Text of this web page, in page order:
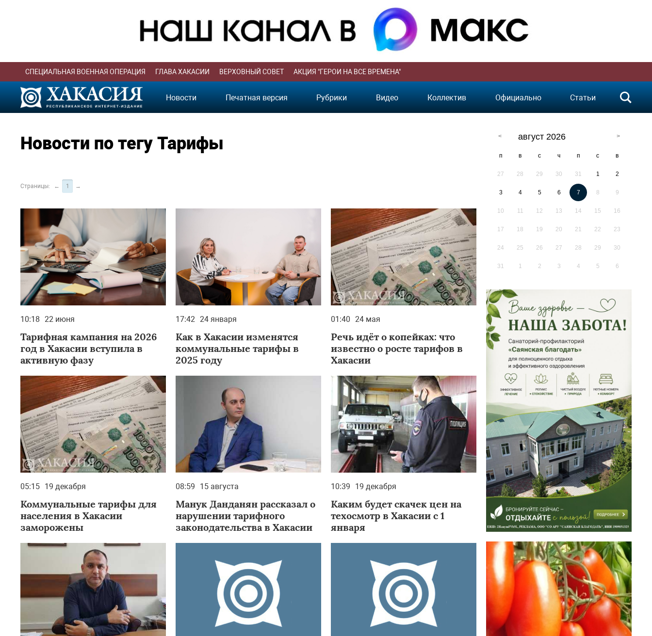
СПЕЦИАЛЬНАЯ ВОЕННАЯ ОПЕРАЦИЯ ГЛАВА ХАКАСИИ ВЕРХОВНЫЙ СОВЕТ АКЦИЯ "ГЕРОИ НА ВСЕ ВРЕМЕНА"
Новости Печатная версия Рубрики Видео Коллектив Официально Статьи
Новости по тегу Тарифы
Страницы: ← 1 →
10:18 22 июня
Тарифная кампания на 2026
год в Хакасии вступила в
активную фазу
17:42 24 января
Как в Хакасии изменятся
коммунальные тарифы в
2025 году
01:40 24 мая
Речь идёт о копейках: что
известно о росте тарифов в
Хакасии
05:15 19 декабря
Коммунальные тарифы для
населения в Хакасии
заморожены
08:59 15 августа
Манук Данданян рассказал о
нарушении тарифного
законодательства в Хакасии
10:39 19 декабря
Каким будет скачек цен на
техосмотр в Хакасии с 1
января
август 2026
п в с ч п с в
27 28 29 30 31 1 2
3 4 5 6 7 8 9
10 11 12 13 14 15 16
17 18 19 20 21 22 23
24 25 26 27 28 29 30
31 1 2 3 4 5 6